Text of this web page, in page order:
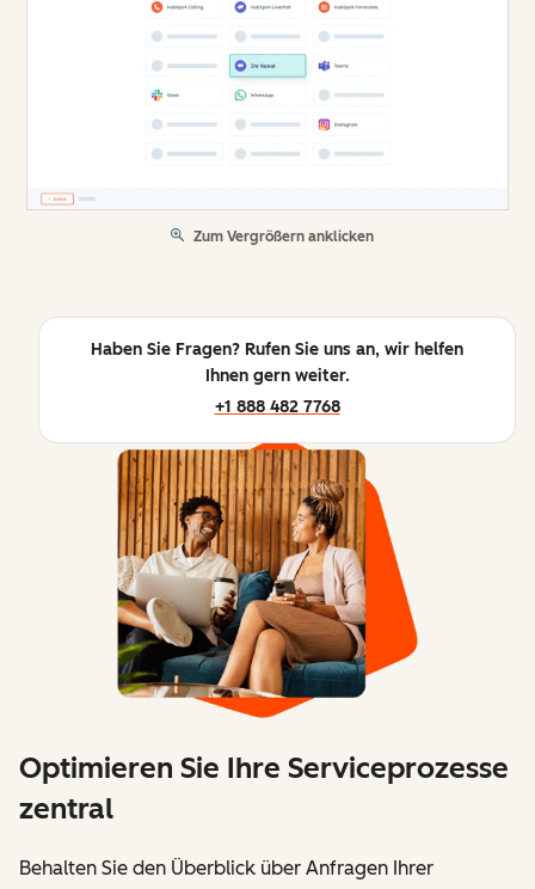
Zum Vergrößern anklicken
Haben Sie Fragen? Rufen Sie uns an, wir helfen
Ihnen gern weiter.
+1 888 482 7768
Optimieren Sie Ihre Serviceprozesse
zentral
Behalten Sie den Überblick über Anfragen Ihrer